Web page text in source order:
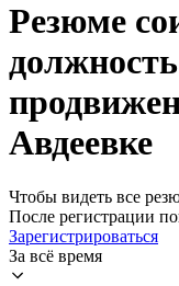
Резюме
Авдеевке
Чтобы видеть все
После регистрации
Зарегистрироваться
За всё время